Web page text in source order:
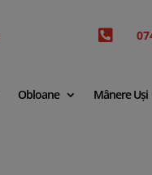

Obloane Mânere Uși